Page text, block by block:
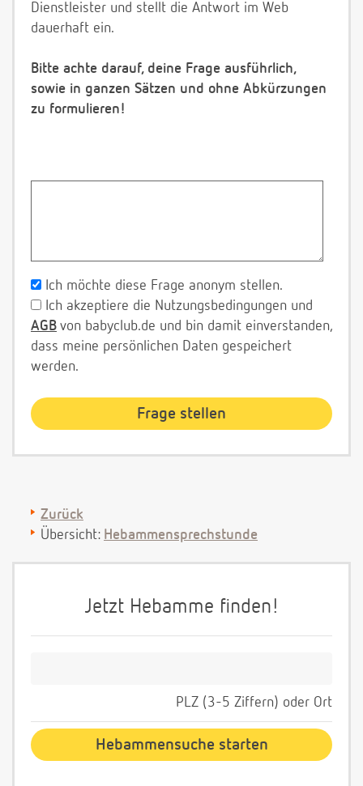
Dienstleister und stellt die Antwort im Web
dauerhaft ein.
Bitte achte darauf, deine Frage ausführlich,
sowie in ganzen Sätzen und ohne Abkürzungen
zu formulieren!
Ich möchte diese Frage anonym stellen.
Ich akzeptiere die Nutzungsbedingungen und
AGB von babyclub.de und bin damit einverstanden,
dass meine persönlichen Daten gespeichert
werden.
Zurück
Übersicht: Hebammensprechstunde
Jetzt Hebamme finden!
PLZ (3-5 Ziffern) oder Ort